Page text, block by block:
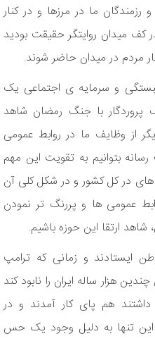
رزمندگان ما در مرزها و در کنار
کف میدان روایتگر حقیقت بودید
مردم در میدان حاضر شوند.
و سرمایه ی اجتماعی یک
با جنگ رمضان شاهد
از وظایف ما در روابط عمومی
بتوانیم به تقویت این مهم
در کل کشور و در شکل کلی آن
عمومی ها و پررنگ تر نمودن
شاهد ارتقا این حوزه باشیم.
ایستادند و زمانی که ترامپ
هزار ساله ایران را نابود کند
هم پای کار آمدند و در
این تنها به دلیل وجود یک حس